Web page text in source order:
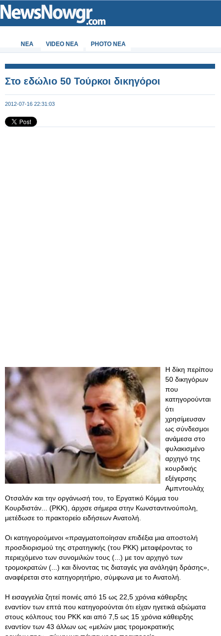
ΝΕΑ VIDEO NEA PHOTO NEA
Στο εδώλιο 50 Τούρκοι δικηγόροι
2012-07-16 22:31:03
Η δίκη περίπου
50 δικηγόρων
που
κατηγορούνται
ότι
χρησίμευσαν
ως σύνδεσμοι
ανάμεσα στο
φυλακισμένο
αρχηγό της
κουρδικής
εξέγερσης
Αμπντουλάχ
Οτσαλάν και την οργάνωσή του, το Εργατικό Κόμμα του
Κουρδιστάν... (PKK), άρχισε σήμερα στην Κωνσταντινούπολη,
μετέδωσε το πρακτορείο ειδήσεων Ανατολή.
Οι κατηγορούμενοι «πραγματοποίησαν επιδέξια μια αποστολή
προσδιορισμού της στρατηγικής (του PKK) μεταφέροντας το
περιεχόμενο των συνομιλιών τους (...) με τον αρχηγό των
τρομοκρατών (...) και δίνοντας τις διαταγές για ανάληψη δράσης»,
αναφέρεται στο κατηγορητήριο, σύμφωνα με το Ανατολή.
Η εισαγγελία ζητεί ποινές από 15 ως 22,5 χρόνια κάθειρξης
εναντίον των επτά που κατηγορούνται ότι είχαν ηγετικά αξιώματα
στους κόλπους του PKK και από 7,5 ως 15 χρόνια κάθειρξης
εναντίον των 43 άλλων ως «μελών μιας τρομοκρατικής